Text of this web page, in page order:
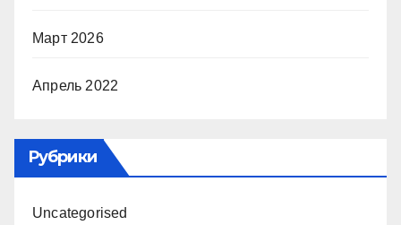
Март 2026
Апрель 2022
Рубрики
Uncategorised